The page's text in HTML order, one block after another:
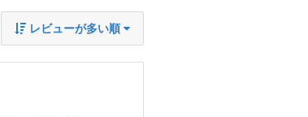
レビューが多い順